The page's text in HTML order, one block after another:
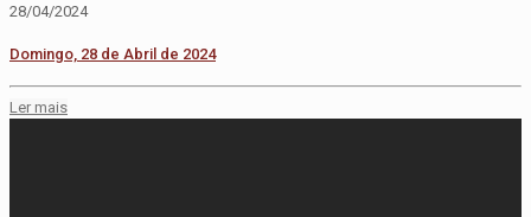
28/04/2024
Domingo, 28 de Abril de 2024
Ler mais